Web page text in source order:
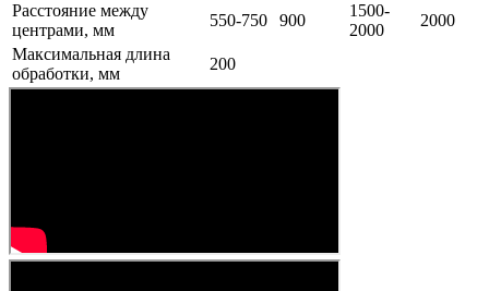
Расстояние между
центрами, мм
550-750 900
1500-
2000
2000
Максимальная длина
обработки, мм
200